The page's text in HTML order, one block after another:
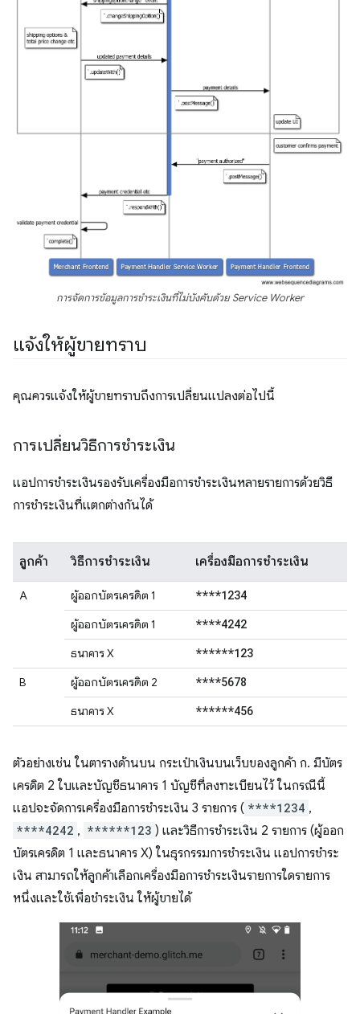
การจัดการข้อมูลการชำระเงินที่ไม่บังคับด้วย Service Worker
แจ้งให้ผู้ขายทราบ
คุณควรแจ้งให้ผู้ขายทราบถึงการเปลี่ยนแปลงต่อไปนี้
การเปลี่ยนวิธีการชำระเงิน
แอปการชำระเงินรองรับเครื่องมือการชำระเงินหลายรายการด้วยวิธี
การชำระเงินที่แตกต่างกันได้
ลูกค้า วิธีการชำระเงิน เครื่องมือการชำระเงิน
A ผู้ออกบัตรเครดิต 1 ****1234
ผู้ออกบัตรเครดิต 1 ****4242
ธนาคาร X ******123
B ผู้ออกบัตรเครดิต 2 ****5678
ธนาคาร X ******456
ตัวอย่างเช่น ในตารางด้านบน กระเป๋าเงินบนเว็บของลูกค้า ก. มีบัตร
เครดิต 2 ใบและบัญชีธนาคาร 1 บัญชีที่ลงทะเบียนไว้ ในกรณีนี้
แอปจะจัดการเครื่องมือการชำระเงิน 3 รายการ ( ****1234 ,
****4242 , ******123 ) และวิธีการชำระเงิน 2 รายการ (ผู้ออก
บัตรเครดิต 1 และธนาคาร X) ในธุรกรรมการชำระเงิน แอปการชำระ
เงิน สามารถให้ลูกค้าเลือกเครื่องมือการชำระเงินรายการใดรายการ
หนึ่งและใช้เพื่อชำระเงิน ให้ผู้ขายได้